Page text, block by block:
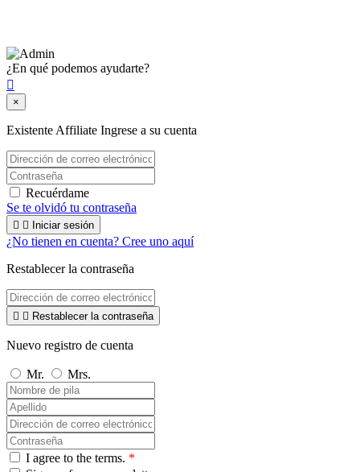
¿En qué podemos ayudarte?

×
Existente Affiliate Ingrese a su cuenta
Recuérdame
Se te olvidó tu contraseña
  Iniciar sesión
¿No tienen en cuenta? Cree uno aquí
Restablecer la contraseña
  Restablecer la contraseña
Nuevo registro de cuenta
Mr. Mrs.
I agree to the terms. *